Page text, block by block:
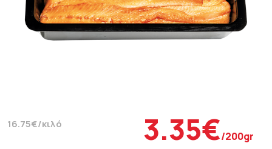
16.75€/κιλό 3.35€/200gr